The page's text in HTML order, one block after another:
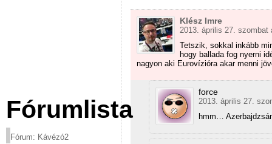
Fórumlista
Fórum: Kávézó2
Klész Imre
2013. április 27. szombat
Tetszik, sokkal inkább
hogy ballada fog nyerni
nagyon aki Eurovízióra akar menni
force
2013. április 27.
hmm…